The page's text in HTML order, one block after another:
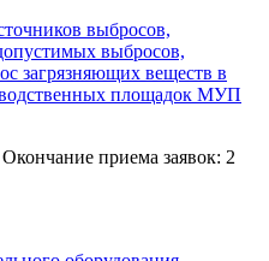
выбросов,
выбросов,
загрязняющих веществ в
площадок МУП
приема заявок: 2